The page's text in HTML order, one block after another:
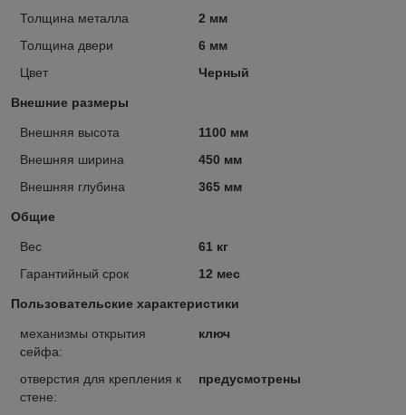
Толщина металла
2 мм
Толщина двери
6 мм
Цвет
Черный
Внешние размеры
Внешняя высота
1100 мм
Внешняя ширина
450 мм
Внешняя глубина
365 мм
Общие
Вес
61 кг
Гарантийный срок
12 мес
Пользовательские характеристики
механизмы открытия
сейфа:
ключ
отверстия для крепления к
стене:
предусмотрены